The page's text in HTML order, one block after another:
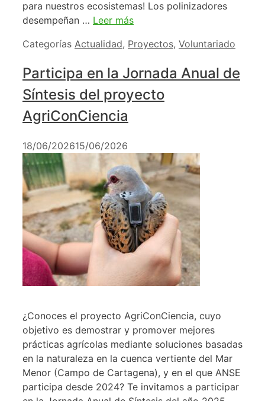
para nuestros ecosistemas! Los polinizadores
desempeñan … Leer más
Categorías Actualidad, Proyectos, Voluntariado
Participa en la Jornada Anual de
Síntesis del proyecto
AgriConCiencia
18/06/202615/06/2026
¿Conoces el proyecto AgriConCiencia, cuyo
objetivo es demostrar y promover mejores
prácticas agrícolas mediante soluciones basadas
en la naturaleza en la cuenca vertiente del Mar
Menor (Campo de Cartagena), y en el que ANSE
participa desde 2024? Te invitamos a participar